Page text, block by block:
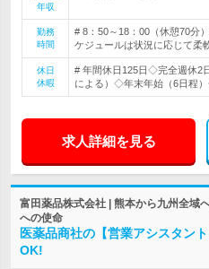
年収
勤務
時間
# 8：50～18：00（休憩70分
ケジュールは状況に応じて柔
休日
休暇
# 年間休日125日◇完全週休2
による）◇年末年始（6日程
求人詳細を見る
富田薬品株式会社 | 熊本から九州全域
への使命
医薬品商社の【営業アシスタン
OK!